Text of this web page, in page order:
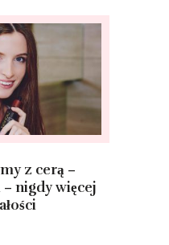
z cerą –
nigdy więcej